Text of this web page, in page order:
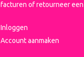
facturen of retourneer
Inloggen
Account aanmaken